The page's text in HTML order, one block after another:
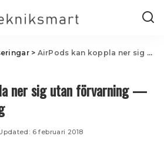
> AirPods kan koppla ner sig utan förvarning — Apple utan lösning
ner sig utan förvarning —
6 februari 2018